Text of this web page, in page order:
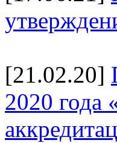
[21.02.20]
2020 года